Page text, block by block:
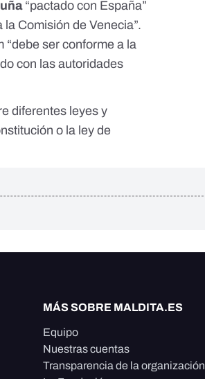
“pactado con España”
Comisión de Venecia”.
“debe ser conforme a la
con las autoridades
diferentes leyes y
o la ley de
MÁS SOBRE MALDITA.ES
Equipo
Nuestras cuentas
Transparencia de la organización